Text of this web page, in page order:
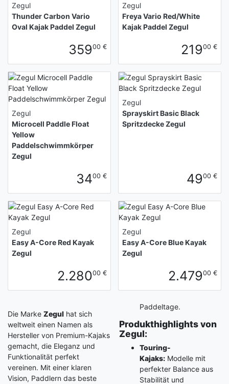
Zegul
Thunder Carbon Vario
Oval Kajak Paddel Zegul
35900 €
Zegul
Freya Vario Red/White
Kajak Paddel Zegul
21900 €
Zegul
Microcell Paddle Float
Yellow
Paddelschwimmkörper
Zegul
3400 €
Zegul
Sprayskirt Basic Black
Spritzdecke Zegul
4900 €
Zegul
Easy A-Core Red Kayak
Zegul
2.28000 €
Zegul
Easy A-Core Blue Kayak
Zegul
2.47900 €
Die Marke Zegul hat sich
weltweit einen Namen als
Hersteller von Premium-Kajaks
gemacht, die Eleganz und
Funktionalität perfekt
vereinen. Mit einer klaren
Vision, Paddlern das beste
Paddeltage.
Produkthighlights von
Zegul:
Touring-
Kajaks:Modelle mit
perfekter Balance aus
Stabilität und